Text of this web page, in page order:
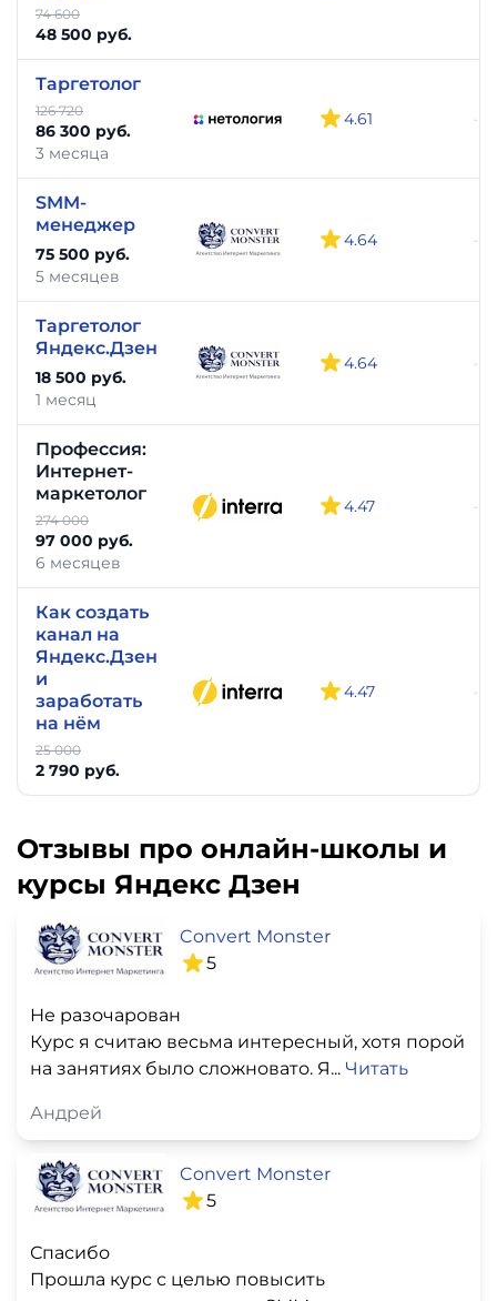
74 600
48 500 руб.
Таргетолог
126 720
86 300 руб.
3 месяца
4.61 -
SMM-
менеджер
75 500 руб.
5 месяцев
4.64 -
Таргетолог
Яндекс.Дзен
18 500 руб.
1 месяц
4.64 -
Профессия:
Интернет-
маркетолог
274 000
97 000 руб.
6 месяцев
4.47 -
Как создать
канал на
Яндекс.Дзен
и
заработать
на нём
25 000
2 790 руб.
4.47 -
Отзывы про онлайн-школы и
курсы Яндекс Дзен
Convert Monster
5
Не разочарован
Курс я считаю весьма интересный, хотя порой
на занятиях было сложновато. Я... Читать
Андрей
Convert Monster
5
Спасибо
Прошла курс с целью повысить